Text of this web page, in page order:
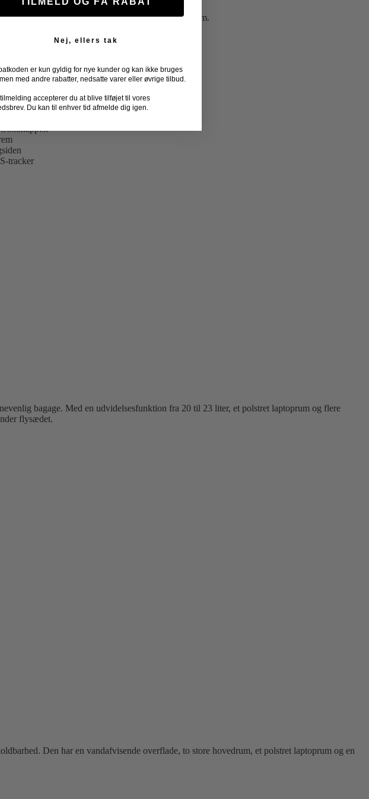
gør den til en pålidelig ledsager i mange år frem.
cm
nylon
til 14″
vejs lynlås
tracker
bagage. Med en udvidelsesfunktion fra 20 til 23 liter, et polstret laptoprum og flere
flysædet.
Den har en vandafvisende overflade, to store hovedrum, et polstret laptoprum og en
Nej, ellers tak
er kun gyldig for nye kunder og kan ikke bruges
med andre rabatter, nedsatte varer eller øvrige tilbud.
accepterer du at blive tilføjet til vores
Du kan til enhver tid afmelde dig igen.